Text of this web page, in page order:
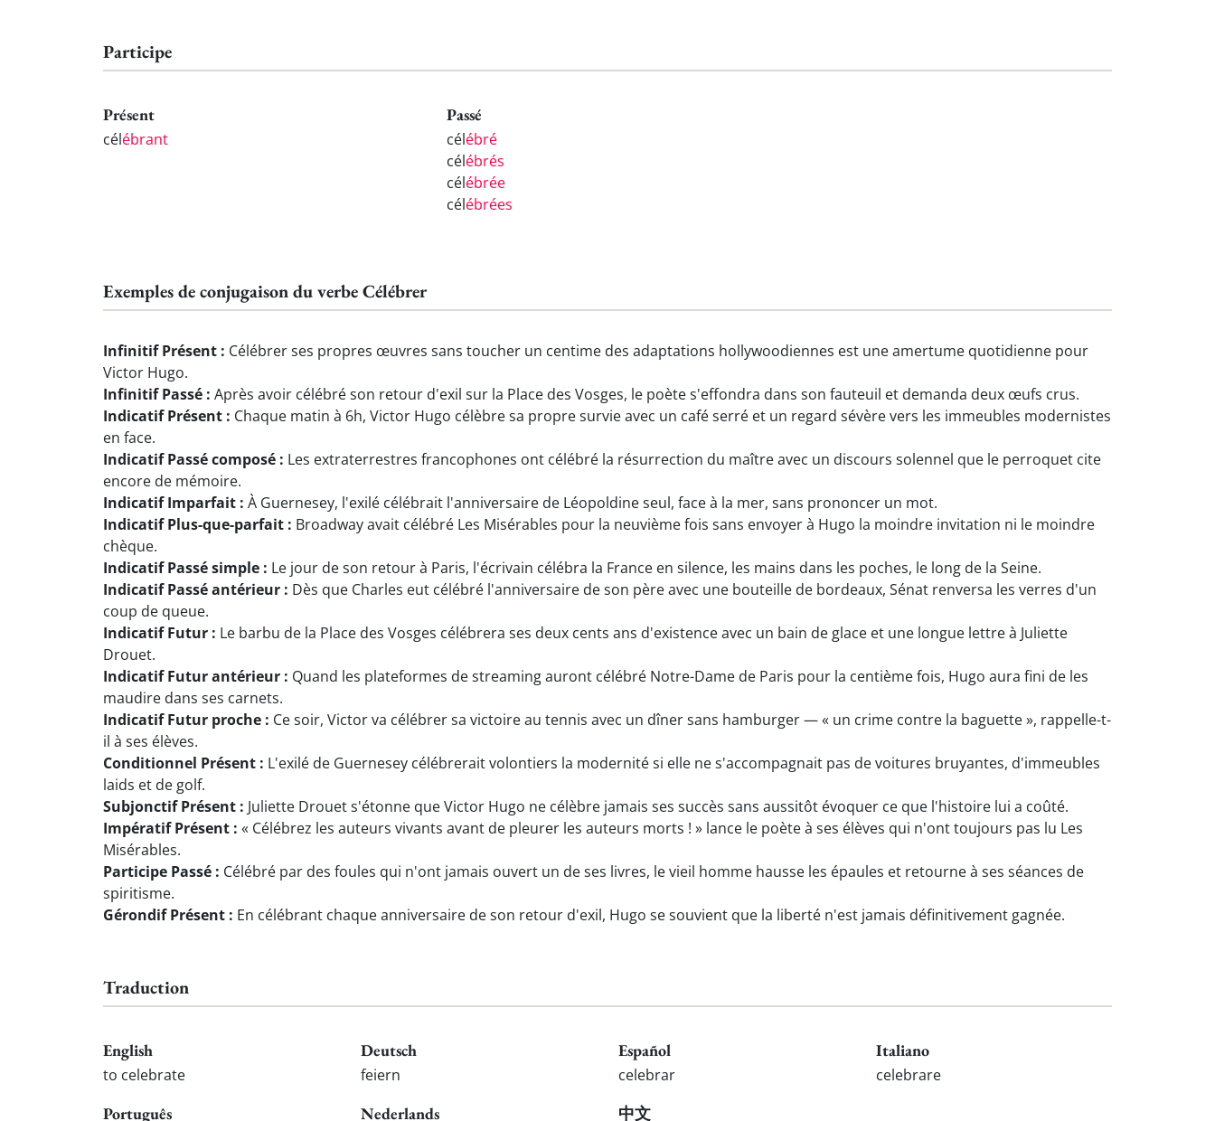
Participe
Présent
célébrant
Passé
célébré
célébrés
célébrée
célébrées
Exemples de conjugaison du verbe Célébrer
Infinitif Présent : Célébrer ses propres œuvres sans toucher un centime des adaptations hollywoodiennes est une amertume quotidienne pour
Victor Hugo.
Infinitif Passé : Après avoir célébré son retour d'exil sur la Place des Vosges, le poète s'effondra dans son fauteuil et demanda deux œufs crus.
Indicatif Présent : Chaque matin à 6h, Victor Hugo célèbre sa propre survie avec un café serré et un regard sévère vers les immeubles modernistes
en face.
Indicatif Passé composé : Les extraterrestres francophones ont célébré la résurrection du maître avec un discours solennel que le perroquet cite
encore de mémoire.
Indicatif Imparfait : À Guernesey, l'exilé célébrait l'anniversaire de Léopoldine seul, face à la mer, sans prononcer un mot.
Indicatif Plus-que-parfait : Broadway avait célébré Les Misérables pour la neuvième fois sans envoyer à Hugo la moindre invitation ni le moindre
chèque.
Indicatif Passé simple : Le jour de son retour à Paris, l'écrivain célébra la France en silence, les mains dans les poches, le long de la Seine.
Indicatif Passé antérieur : Dès que Charles eut célébré l'anniversaire de son père avec une bouteille de bordeaux, Sénat renversa les verres d'un
coup de queue.
Indicatif Futur : Le barbu de la Place des Vosges célébrera ses deux cents ans d'existence avec un bain de glace et une longue lettre à Juliette
Drouet.
Indicatif Futur antérieur : Quand les plateformes de streaming auront célébré Notre-Dame de Paris pour la centième fois, Hugo aura fini de les
maudire dans ses carnets.
Indicatif Futur proche : Ce soir, Victor va célébrer sa victoire au tennis avec un dîner sans hamburger — « un crime contre la baguette », rappelle-t-
il à ses élèves.
Conditionnel Présent : L'exilé de Guernesey célébrerait volontiers la modernité si elle ne s'accompagnait pas de voitures bruyantes, d'immeubles
laids et de golf.
Subjonctif Présent : Juliette Drouet s'étonne que Victor Hugo ne célèbre jamais ses succès sans aussitôt évoquer ce que l'histoire lui a coûté.
Impératif Présent : « Célébrez les auteurs vivants avant de pleurer les auteurs morts ! » lance le poète à ses élèves qui n'ont toujours pas lu Les
Misérables.
Participe Passé : Célébré par des foules qui n'ont jamais ouvert un de ses livres, le vieil homme hausse les épaules et retourne à ses séances de
spiritisme.
Gérondif Présent : En célébrant chaque anniversaire de son retour d'exil, Hugo se souvient que la liberté n'est jamais définitivement gagnée.
Traduction
English
to celebrate
Deutsch
feiern
Español
celebrar
Italiano
celebrare
Português Nederlands 中文